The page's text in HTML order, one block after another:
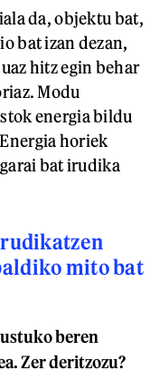
da, objektu bat,
bat izan dezan,
hitz egin behar
Modu
energia bildu
horiek
bat irudika
mito bat
beren
Zer deritzozu?